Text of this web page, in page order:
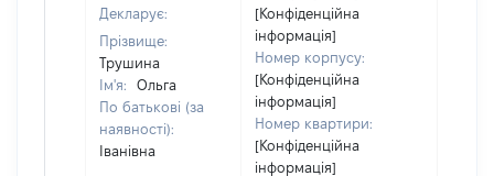
Декларує:
Прізвище:
Трушина
Ім'я:
Ольга
По батькові (за
наявності):
Іванівна
[Конфіденційна
інформація]
Номер корпусу:
[Конфіденційна
інформація]
Номер квартири:
[Конфіденційна
інформація]